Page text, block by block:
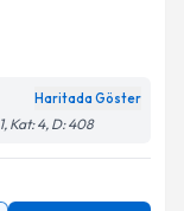
Haritada Göster
Kat: 4, D: 408